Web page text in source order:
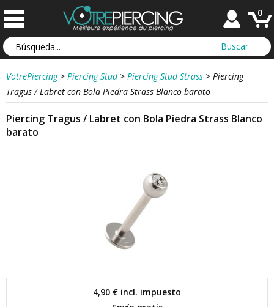
0
VotrePiercing > Piercing Stud > Piercing Stud Strass > Piercing
Tragus / Labret con Bola Piedra Strass Blanco barato
Piercing Tragus / Labret con Bola Piedra Strass Blanco
barato
4,90 € incl. impuesto